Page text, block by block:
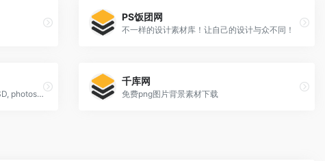
PS饭团网
不一样的设计素材库！让自己的设计与众不同！
More than a million free vectors, PSD, photos and free icons.
千库网
免费png图片背景素材下载